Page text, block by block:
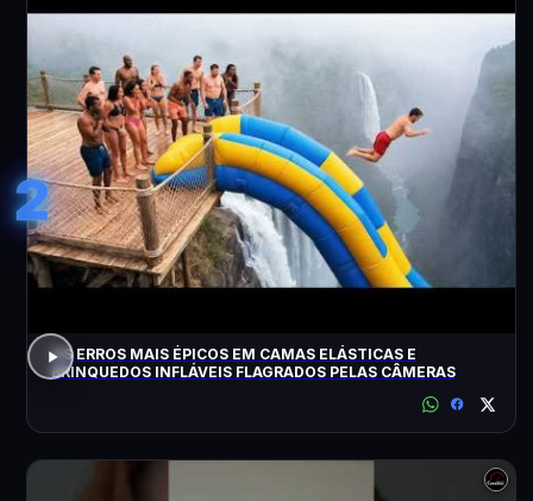
2
OS ERROS MAIS ÉPICOS EM CAMAS ELÁSTICAS E
BRINQUEDOS INFLÁVEIS FLAGRADOS PELAS CÂMERAS